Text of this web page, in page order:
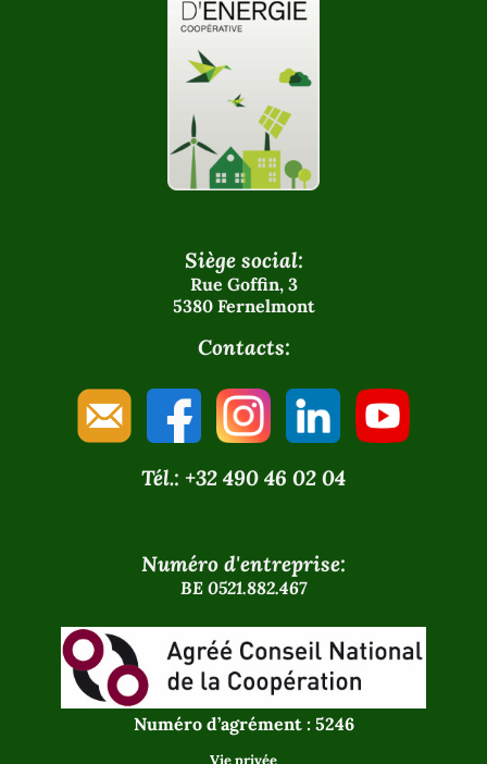
Siège social:
Rue Goffin, 3
5380 Fernelmont
Contacts:
Tél.: +32 490 46 02 04
Numéro d'entreprise:
BE 0521.882.467
Numéro d’agrément : 5246
Vie privée